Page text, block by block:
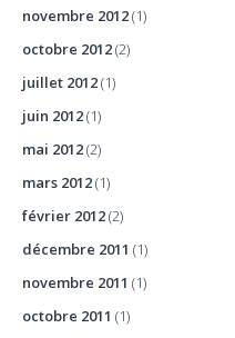
novembre 2012(1)
octobre 2012(2)
juillet 2012(1)
juin 2012(1)
mai 2012(2)
mars 2012(1)
février 2012(2)
décembre 2011 (1)
novembre 2011 (1)
octobre 2011 (1)